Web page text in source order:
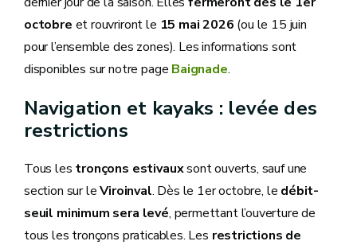
octobre et rouvriront le 15 mai 2026 (ou le 15 juin
pour l’ensemble des zones). Les informations sont
disponibles sur notre page Baignade.
Navigation et kayaks : levée des
restrictions
Tous les tronçons estivauxsont ouverts, sauf une
section sur leViroinval. Dès le 1er octobre, le débit-
seuil minimum sera levé, permettant l’ouverture de
tous les tronçons praticables. Les restrictions de